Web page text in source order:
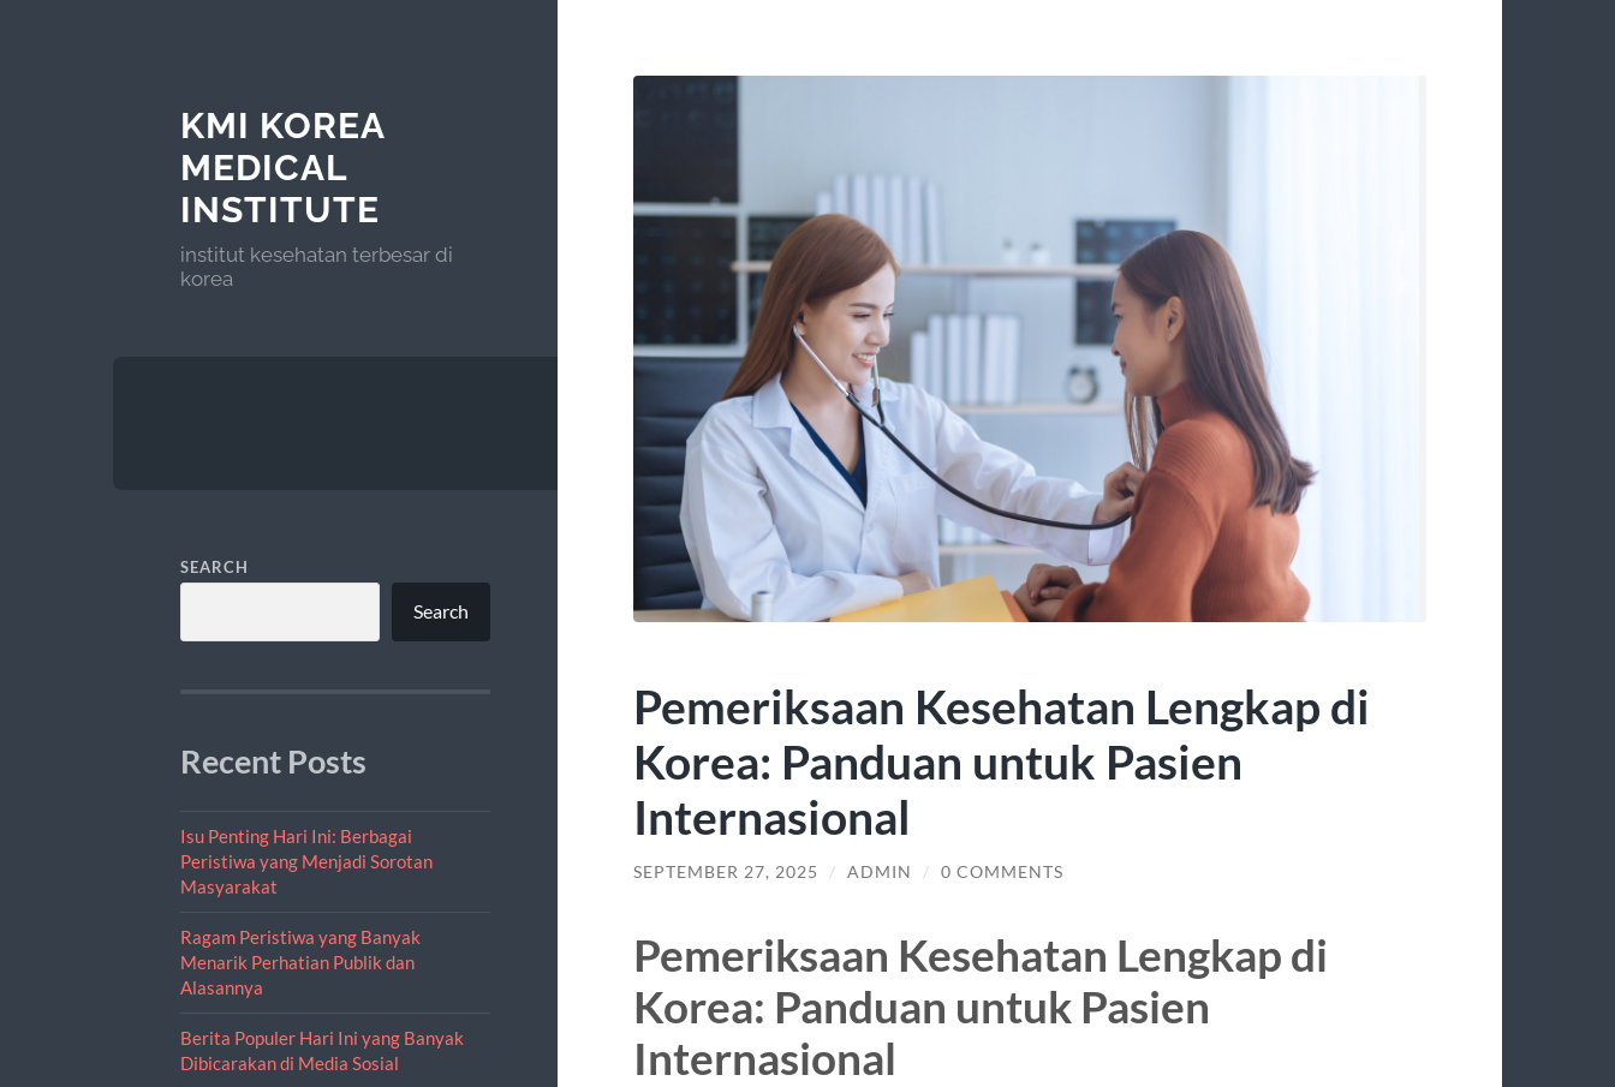
KMI KOREA
MEDICAL
INSTITUTE
institut kesehatan terbesar di
korea
SEARCH
Search
Recent Posts
Isu Penting Hari Ini: Berbagai
Peristiwa yang Menjadi Sorotan
Masyarakat
Ragam Peristiwa yang Banyak
Menarik Perhatian Publik dan
Alasannya
Berita Populer Hari Ini yang Banyak
Dibicarakan di Media Sosial
Pemeriksaan Kesehatan Lengkap di
Korea: Panduan untuk Pasien
Internasional
SEPTEMBER 27, 2025 / ADMIN / 0 COMMENTS
Pemeriksaan Kesehatan Lengkap di
Korea: Panduan untuk Pasien
Internasional